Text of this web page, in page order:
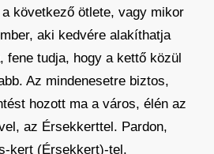
következő ötlete, vagy mikor
aki kedvére alakíthatja
fene tudja, hogy a kettő közül
Az mindenesetre biztos,
hozott ma a város, élén az
az Érsekkerttel. Pardon,
kert (Érsekkert)-tel.